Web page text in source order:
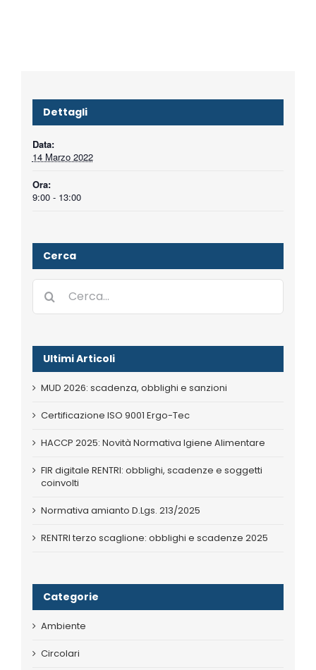
Dettagli
Data:
14 Marzo 2022
Ora:
9:00 - 13:00
Cerca
Cerca
per:
Ultimi Articoli
MUD 2026: scadenza, obblighi e sanzioni
Certificazione ISO 9001 Ergo-Tec
HACCP 2025: Novità Normativa Igiene Alimentare
FIR digitale RENTRI: obblighi, scadenze e soggetti
coinvolti
Normativa amianto D.Lgs. 213/2025
RENTRI terzo scaglione: obblighi e scadenze 2025
Categorie
Ambiente
Circolari